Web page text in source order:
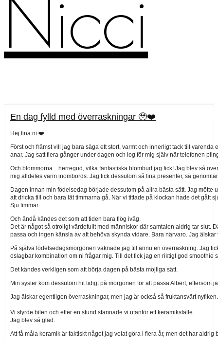
Nicci
En dag fylld med överraskningar 🥹❤️
Hej fina ni ❤️
Först och främst vill jag bara säga ett stort, varmt och innerligt tack till
anar. Jag satt flera gånger under dagen och log för mig själv när telefonen
Och blommorna... herregud, vilka fantastiska blombud jag fick! Jag blev så
mig alldeles varm inombords. Jag fick dessutom så fina presenter, så
Dagen innan min födelsedag började dessutom på allra bästa sätt. Jag
att dricka till och bara lät timmarna gå. När vi tittade på klockan hade det gått
Sju timmar.
Och ändå kändes det som att tiden bara flög iväg.
Det är något så otroligt värdefullt med människor där samtalen aldrig tar slut.
passa och ingen känsla av att behöva skynda vidare. Bara närvaro. Jag
På själva födelsedagsmorgonen vaknade jag till ännu en överraskning. Jag
oslagbar kombination om ni frågar mig. Till det fick jag en riktigt god smoothie
Det kändes verkligen som att börja dagen på bästa möjliga sätt.
Min syster kom dessutom hit tidigt på morgonen för att passa Albert,
Jag älskar egentligen överraskningar, men jag är också så fruktansvärt
Vi styrde bilen och efter en stund stannade vi utanför ett keramikställe.
Jag blev så glad.
Att få måla keramik är faktiskt något jag velat göra i flera år, men det har